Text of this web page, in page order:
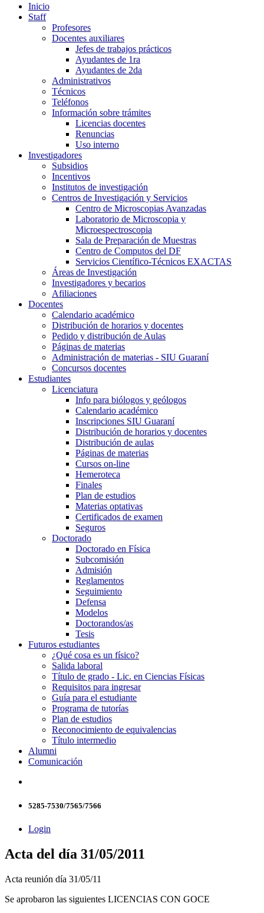
Inicio
Staff
Profesores
Docentes auxiliares
Jefes de trabajos prácticos
Ayudantes de 1ra
Ayudantes de 2da
Administrativos
Técnicos
Teléfonos
Información sobre trámites
Licencias docentes
Renuncias
Uso interno
Investigadores
Subsidios
Incentivos
Institutos de investigación
Centros de Investigación y Servicios
Centro de Microscopias Avanzadas
Laboratorio de Microscopia y
Microespectroscopia
Sala de Preparación de Muestras
Centro de Computos del DF
Servicios Científico-Técnicos EXACTAS
Áreas de Investigación
Investigadores y becarios
Afiliaciones
Docentes
Calendario académico
Distribución de horarios y docentes
Pedido y distribución de Aulas
Páginas de materias
Administración de materias - SIU Guaraní
Concursos docentes
Estudiantes
Licenciatura
Info para biólogos y geólogos
Calendario académico
Inscripciones SIU Guaraní
Distribución de horarios y docentes
Distribución de aulas
Páginas de materias
Cursos on-line
Hemeroteca
Finales
Plan de estudios
Materias optativas
Certificados de examen
Seguros
Doctorado
Doctorado en Física
Subcomisión
Admisión
Reglamentos
Seguimiento
Defensa
Modelos
Doctorandos/as
Tesis
Futuros estudiantes
¿Qué cosa es un físico?
Salida laboral
Título de grado - Lic. en Ciencias Físicas
Requisitos para ingresar
Guía para el estudiante
Programa de tutorías
Plan de estudios
Reconocimiento de equivalencias
Título intermedio
Alumni
Comunicación
5285-7530/7565/7566
Login
Acta del día 31/05/2011
Acta reunión día 31/05/11
Se aprobaron las siguientes LICENCIAS CON GOCE